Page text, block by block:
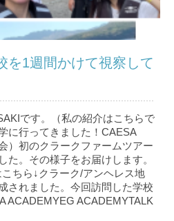
を1週間かけて視察して
です。（私の紹介はこちら で
に行ってきました！CAESA
）初のクラークファームツアー
た。その様子をお届けします。
ちら↓クラーク/アンヘレス地
されました。今回訪問した学校
ACADEMYEG ACADEMYTALK